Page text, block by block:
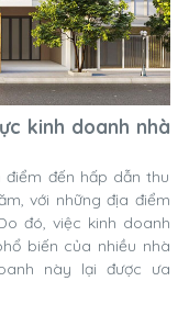
kinh doanh nhà
đến hấp dẫn thu
với những địa điểm
đó, việc kinh doanh
biến của nhiều nhà
này lại được ưa